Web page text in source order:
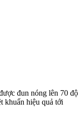
đun nóng lên 70 độ
khuẩn hiệu quả tới